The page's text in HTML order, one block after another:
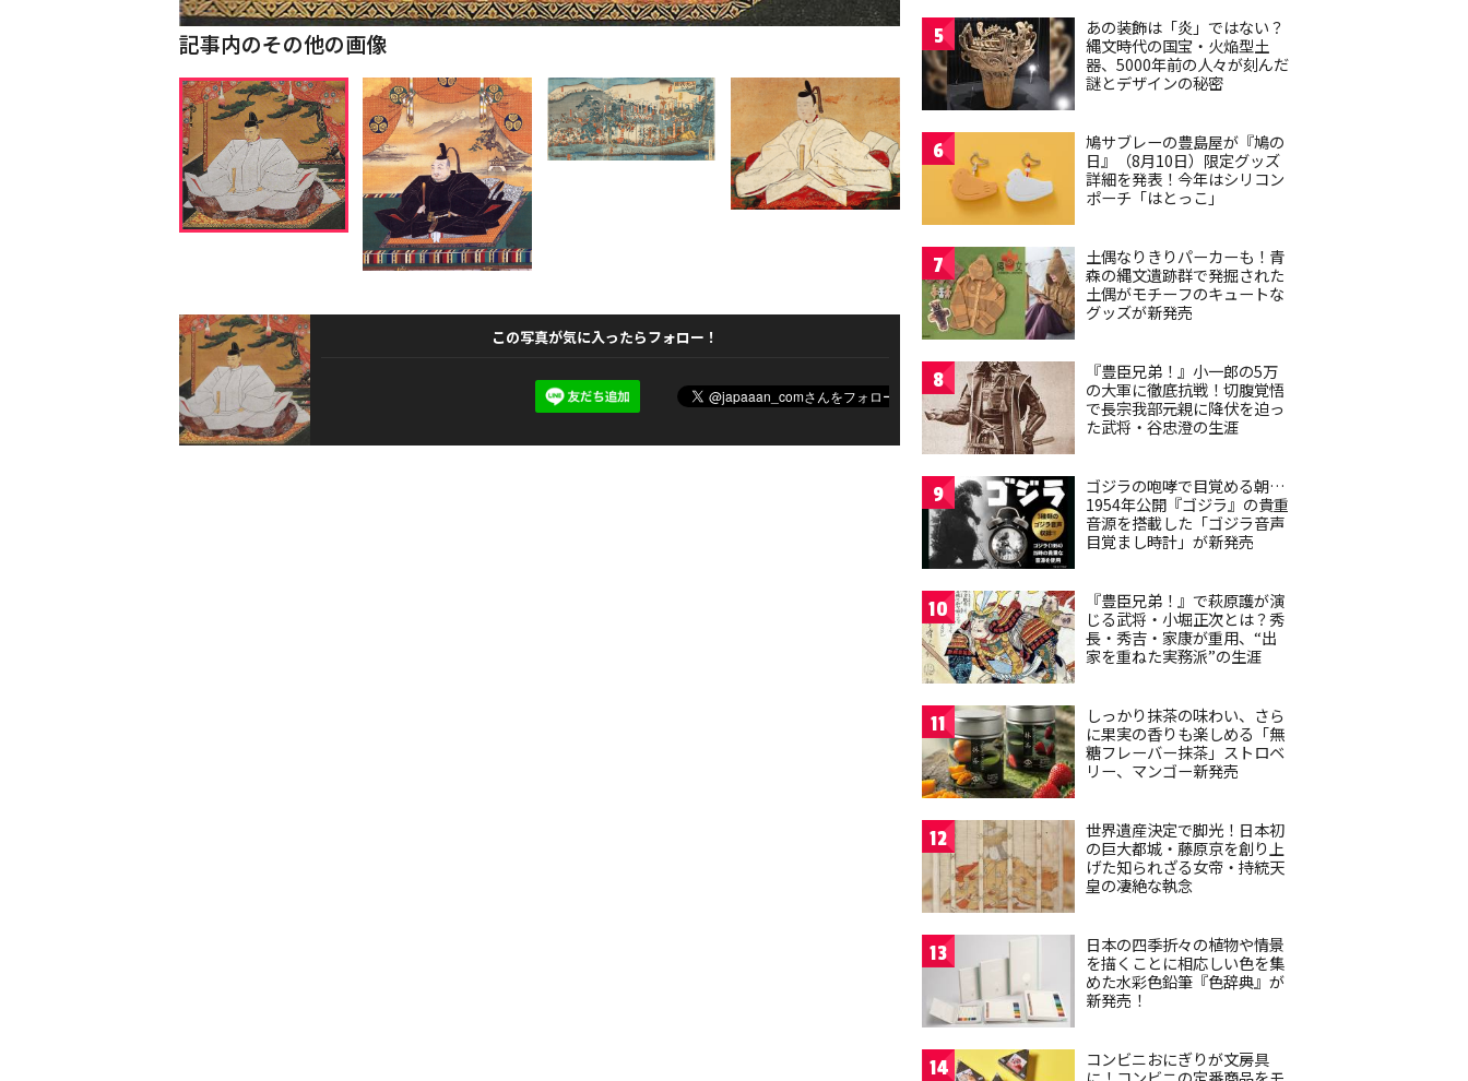
記事内のその他の画像
この写真が気に入ったらフォロー！
5
あの装飾は「炎」ではない？
縄文時代の国宝・火焔型土
器、5000年前の人々が刻んだ
謎とデザインの秘密
6
鳩サブレーの豊島屋が『鳩の
日』（8月10日）限定グッズ
詳細を発表！今年はシリコン
ポーチ「はとっこ」
7
土偶なりきりパーカーも！青
森の縄文遺跡群で発掘された
土偶がモチーフのキュートな
グッズが新発売
8
『豊臣兄弟！』小一郎の5万
の大軍に徹底抗戦！切腹覚悟
で長宗我部元親に降伏を迫っ
た武将・谷忠澄の生涯
9
ゴジラの咆哮で目覚める朝…
1954年公開『ゴジラ』の貴重
音源を搭載した「ゴジラ音声
目覚まし時計」が新発売
10
『豊臣兄弟！』で萩原護が演
じる武将・小堀正次とは？秀
長・秀吉・家康が重用、“出
家を重ねた実務派”の生涯
11
しっかり抹茶の味わい、さら
に果実の香りも楽しめる「無
糖フレーバー抹茶」ストロベ
リー、マンゴー新発売
12
世界遺産決定で脚光！日本初
の巨大都城・藤原京を創り上
げた知られざる女帝・持統天
皇の凄絶な執念
13
日本の四季折々の植物や情景
を描くことに相応しい色を集
めた水彩色鉛筆『色辞典』が
新発売！
14
コンビニおにぎりが文房具